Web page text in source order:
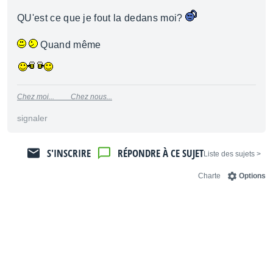
QU'est ce que je fout la dedans moi?
Quand même
Chez moi... Chez nous...
signaler
< Liste des sujets
RÉPONDRE À CE SUJET
S'INSCRIRE
Options
Charte